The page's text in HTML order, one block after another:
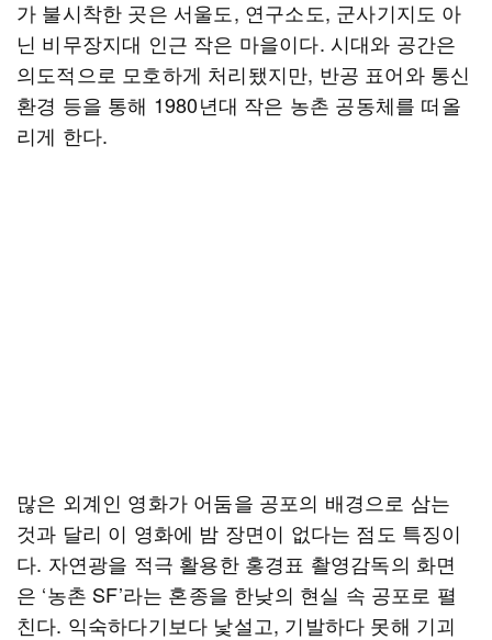
가 불시착한 곳은 서울도, 연구소도, 군사기지도 아
닌 비무장지대 인근 작은 마을이다. 시대와 공간은
의도적으로 모호하게 처리됐지만, 반공 표어와 통신
환경 등을 통해 1980년대 작은 농촌 공동체를 떠올
리게 한다.
많은 외계인 영화가 어둠을 공포의 배경으로 삼는
것과 달리 이 영화에 밤 장면이 없다는 점도 특징이
다. 자연광을 적극 활용한 홍경표 촬영감독의 화면
은 ‘농촌 SF’라는 혼종을 한낮의 현실 속 공포로 펼
친다. 익숙하다기보다 낯설고, 기발하다 못해 기괴